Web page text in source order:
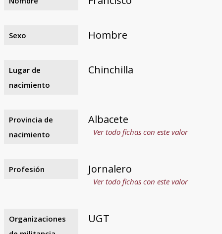
Sexo Hombre
Lugar de
nacimiento
Chinchilla
Provincia de
nacimiento
Albacete
Ver todo fichas con este valor
Profesión Jornalero
Ver todo fichas con este valor
Organizaciones
UGT